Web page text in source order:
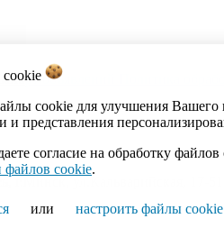
cookie
cookie для улучшения Вашего
и представления
согласие на обработку файлов
файлов cookie.
или настроить файлы cookie
объявлений Политика
ул.Кальварийская, 17-